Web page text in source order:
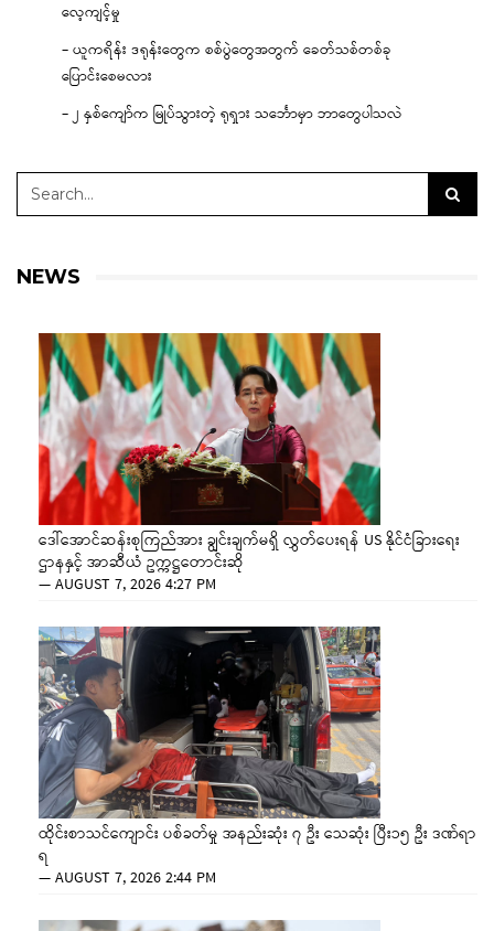
လေ့ကျင့်မှု
– ယူကရိန်း ဒရုန်းတွေက စစ်ပွဲတွေအတွက် ခေတ်သစ်တစ်ခု
ပြောင်းစေမလား
– ၂ နှစ်ကျော်က မြုပ်သွားတဲ့ ရုရှား သင်္ဘောမှာ ဘာတွေပါသလဲ
NEWS
ဒေါ်အောင်ဆန်းစုကြည်အား ချွင်းချက်မရှိ လွှတ်ပေးရန် US နိုင်ငံခြားရေး
ဌာနနှင့် အာဆီယံ ဥက္ကဋ္ဌတောင်းဆို
—AUGUST 7, 2026 4:27 PM
ထိုင်းစာသင်ကျောင်း ပစ်ခတ်မှု အနည်းဆုံး ၇ ဦး သေဆုံး ပြီး၁၅ ဦး ဒဏ်ရာ
ရ
—AUGUST 7, 2026 2:44 PM